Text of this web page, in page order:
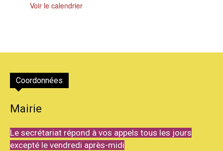
Voir le calendrier
Coordonnées
Mairie
Le secrétariat répond à vos appels tous les jours
excepté le vendredi après-midi